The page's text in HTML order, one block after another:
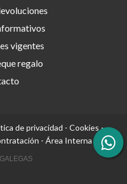
vigentes
regalo
de privacidad - Cookies-
- Área Interna